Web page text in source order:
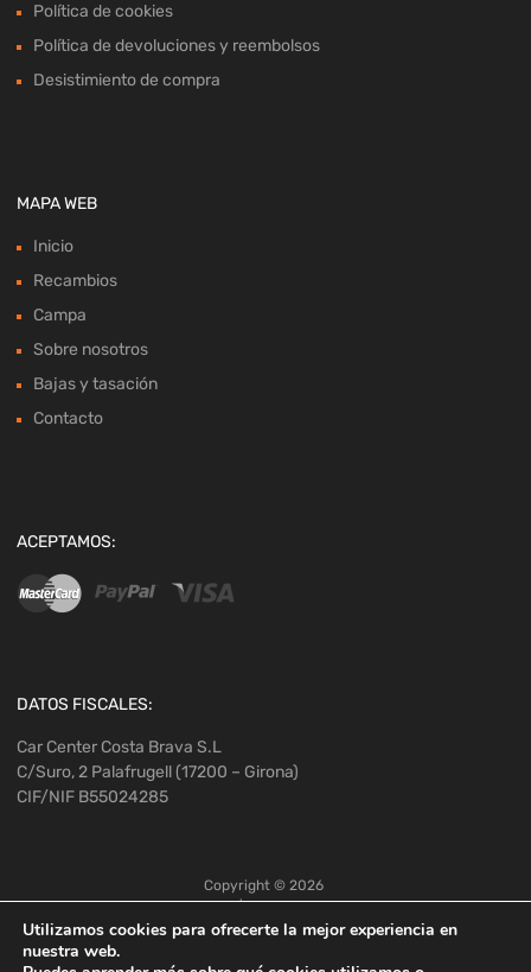
Política de cookies
Política de devoluciones y reembolsos
Desistimiento de compra
MAPA WEB
Inicio
Recambios
Campa
Sobre nosotros
Bajas y tasación
Contacto
ACEPTAMOS:
DATOS FISCALES:
Car Center Costa Brava S.L
C/Suro, 2 Palafrugell (17200 – Girona)
CIF/NIF B55024285
Copyright © 2026
Utilizamos cookies para ofrecerte la mejor experiencia en
nuestra web.